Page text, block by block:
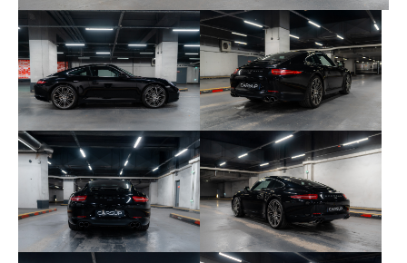
Deux clés sont fournies.
Voici les principales options et équipements dont
dispose cet exemplaire :
• 013 – Version « Black Edition »
• ZB – Fonds de compteur noirs
• ZBS – Fonds de compteur chrono noirs
• 140 – Suspension dynamique du moteur (PADM)
• 170 – Pack acoustique RDIM
• ASE – Rétroviseurs intérieur et extérieurs avec